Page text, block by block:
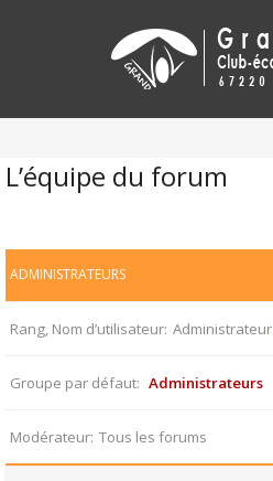
L’équipe du forum
ADMINISTRATEURS
Rang, Nom d’utilisateur Administrateur
Groupe par défaut Administrateurs
Modérateur Tous les forums